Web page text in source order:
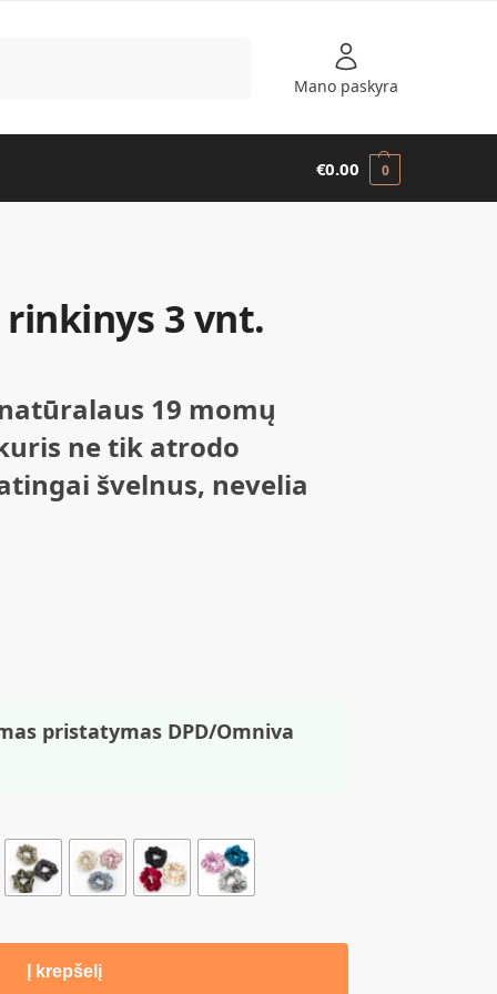
Mano paskyra
€0.00 0
3 vnt.
19 momų
ne tik atrodo
švelnus, nevelia
pristatymas DPD/Omniva
Į krepšelį